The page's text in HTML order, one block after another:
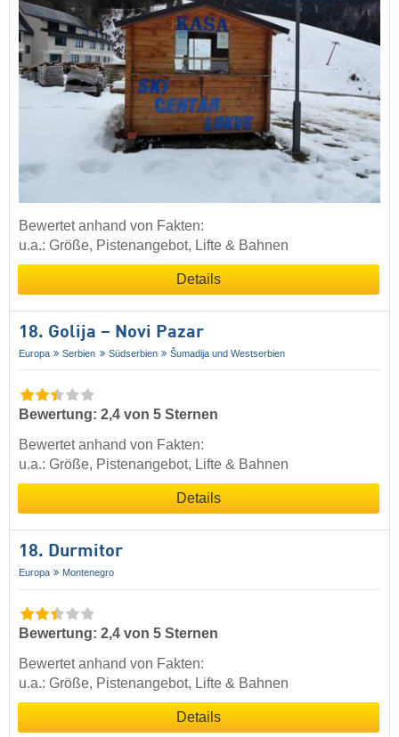
Bewertet anhand von Fakten:
u.a.: Größe, Pistenangebot, Lifte & Bahnen
Details
18. Golija – Novi Pazar
Europa Serbien Südserbien Šumadija und Westserbien
Bewertung: 2,4 von 5 Sternen
Bewertet anhand von Fakten:
u.a.: Größe, Pistenangebot, Lifte & Bahnen
Details
18. Durmitor
Europa Montenegro
Bewertung: 2,4 von 5 Sternen
Bewertet anhand von Fakten:
u.a.: Größe, Pistenangebot, Lifte & Bahnen
Details